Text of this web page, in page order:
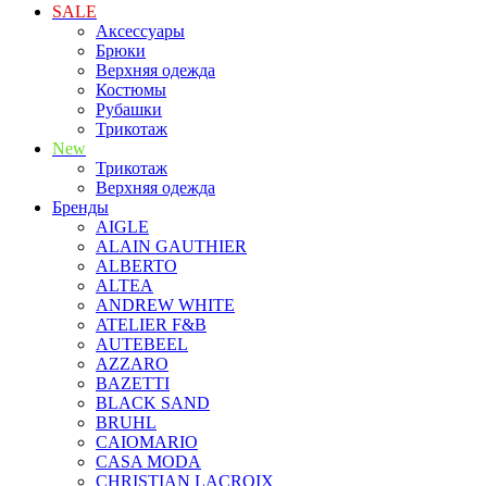
SALE
Аксессуары
Брюки
Верхняя одежда
Костюмы
Рубашки
Трикотаж
New
Трикотаж
Верхняя одежда
Бренды
AIGLE
ALAIN GAUTHIER
ALBERTO
ALTEA
ANDREW WHITE
ATELIER F&B
AUTEBEEL
AZZARO
BAZETTI
BLACK SAND
BRUHL
CAIOMARIO
CASA MODA
CHRISTIAN LACROIX